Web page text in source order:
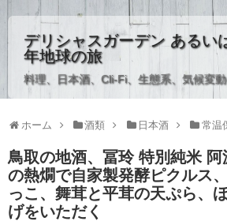
デリシャスガーデン あるい
年地球の旅
料理、日本酒、Cli-Fi、生態系、気候変
ホーム 酒類 日本酒 常温
鳥取の地酒、冨玲 特別純米
の熱燗で自家製発酵ピクルス
っこ、舞茸と平茸の天ぷら、
げをいただく